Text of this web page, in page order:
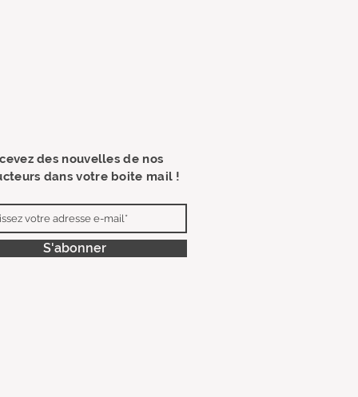
des nouvelles de nos
dans votre boite mail !
S'abonner